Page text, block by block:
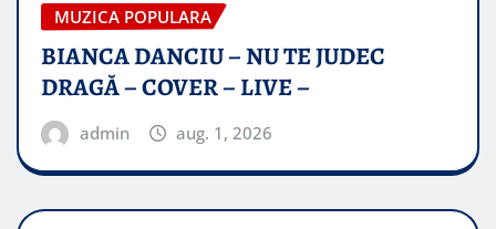
MUZICA POPULARA
BIANCA DANCIU – NU TE JUDEC
DRAGĂ – COVER – LIVE –
admin aug. 1, 2026